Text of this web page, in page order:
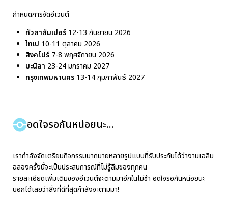
กำหนดการจัดอีเวนต์
กัวลาลัมเปอร์ 12-13 กันยายน 2026
ไทเป 10-11 ตุลาคม 2026
สิงคโปร์ 7-8 พฤศจิกายน 2026
มะนิลา 23-24 มกราคม 2027
กรุงเทพมหานคร 13-14 กุมภาพันธ์ 2027
อดใจรอกันหน่อยนะ...
เรากำลังจัดเตรียมกิจกรรมมากมายหลายรูปแบบที่รับประกันได้ว่างานเฉลิม
ฉลองครั้งนี้จะเป็นประสบการณ์ที่ไม่รู้ลืมของทุกคน
รายละเอียดเพิ่มเติมของอีเวนต์จะตามมาอีกในไม่ช้า อดใจรอกันหน่อยนะ
บอกได้เลยว่าสิ่งที่ดีที่สุดกำลังจะตามมา!